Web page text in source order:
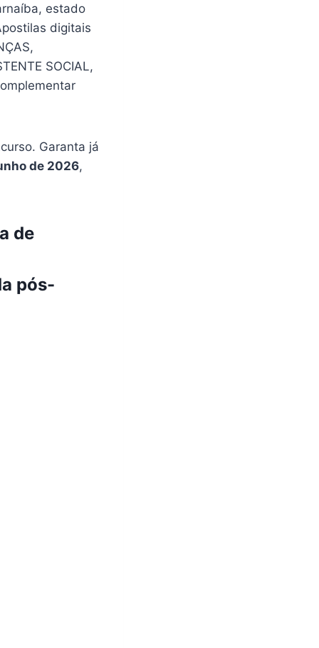
estado
digitais
SOCIAL,
Garanta já
de 2026,
de
pós-